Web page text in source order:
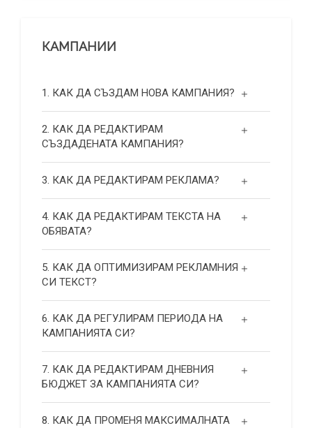
КАМПАНИИ
1. КАК ДА СЪЗДАМ НОВА КАМПАНИЯ?
2. КАК ДА РЕДАКТИРАМ
СЪЗДАДЕНАТА КАМПАНИЯ?
3. КАК ДА РЕДАКТИРАМ РЕКЛАМА?
4. КАК ДА РЕДАКТИРАМ ТЕКСТА НА
ОБЯВАТА?
5. КАК ДА ОПТИМИЗИРАМ РЕКЛАМНИЯ
СИ ТЕКСТ?
6. КАК ДА РЕГУЛИРАМ ПЕРИОДА НА
КАМПАНИЯТА СИ?
7. КАК ДА РЕДАКТИРАМ ДНЕВНИЯ
БЮДЖЕТ ЗА КАМПАНИЯТА СИ?
8. КАК ДА ПРОМЕНЯ МАКСИМАЛНАТА